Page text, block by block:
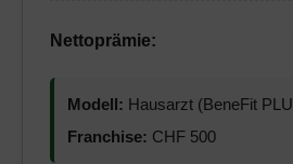
Nettoprämie:
Modell: Hausarzt (BeneFit
Franchise: CHF 500